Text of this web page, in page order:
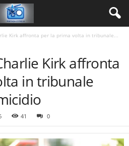
Kirk affronta per la prima volta in tribunale...
Kirk affronta
in tribunale
41 0